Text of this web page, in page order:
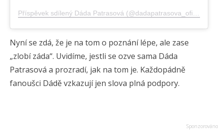
Nyní se zdá, že je na tom o poznání lépe, ale zase
„zlobí záda“. Uvidíme, jestli se ozve sama Dáda
Patrasová a prozradí, jak na tom je. Každopádně
fanoušci Dádě vzkazují jen slova plná podpory.